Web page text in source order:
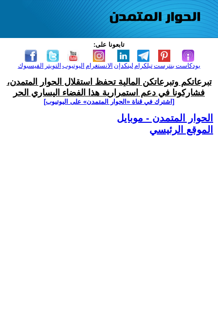
تابعونا على:
الفيسبوك التويتر اليوتيوب الانستغرام لينكدإن تيلكرامبنترست بودكاست
تبرعاتكم وتبرعاتكن المالية تحفظ استقلال الحوار المتمدن،
فشاركونا في دعم استمرارية هذا الفضاء اليساري الحر
[اشترك في قناة ‫«الحوار المتمدن» على اليوتيوب]
الحوار المتمدن - موبايل
الموقع الرئيسي